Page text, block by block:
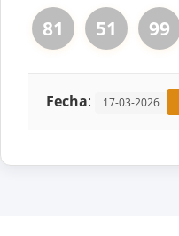
81 51 99
Fecha: 17-03-2026